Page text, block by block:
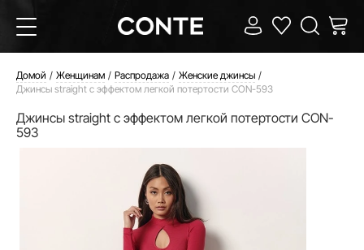
Домой Женщинам Распродажа
Женские джинсы
Джинсы straight c эффектом легкой потертости CON-593
Джинсы straight c эффектом легкой потертости CON-
593